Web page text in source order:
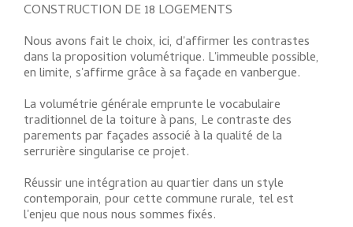
CONSTRUCTION DE 18 LOGEMENTS
Nous avons fait le choix, ici, d'affirmer les contrastes
dans la proposition volumétrique. L'immeuble possible,
en limite, s'affirme grâce à sa façade en vanbergue.
La volumétrie générale emprunte le vocabulaire
traditionnel de la toiture à pans, Le contraste des
parements par façades associé à la qualité de la
serrurière singularise ce projet.
Réussir une intégration au quartier dans un style
contemporain, pour cette commune rurale, tel est
l'enjeu que nous nous sommes fixés.